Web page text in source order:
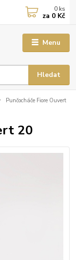
Menu
Hledat
0 ks
za 0 Kč
Punčocháče Fiore Ouvert
20